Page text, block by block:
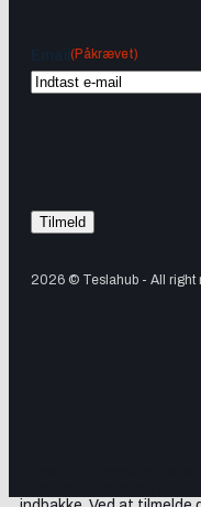
(Påkrævet)
2026 © Teslahub - All right